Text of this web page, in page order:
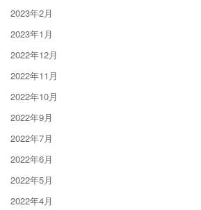
2023年2月
2023年1月
2022年12月
2022年11月
2022年10月
2022年9月
2022年7月
2022年6月
2022年5月
2022年4月